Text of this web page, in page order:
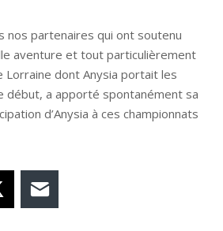
nos partenaires qui ont soutenu
aventure et tout particulièrement
Lorraine dont Anysia portait les
début, a apporté spontanément sa
d’Anysia à ces championnats